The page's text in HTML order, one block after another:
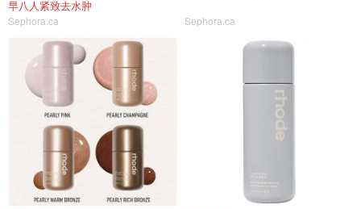
早八人紧致去水肿
Sephora.ca Sephora.ca